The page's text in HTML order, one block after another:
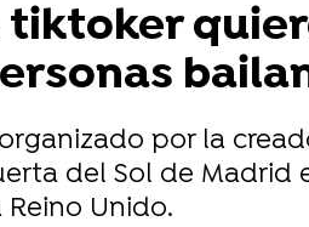
tiktoker
por la
del Sol de
Unido.